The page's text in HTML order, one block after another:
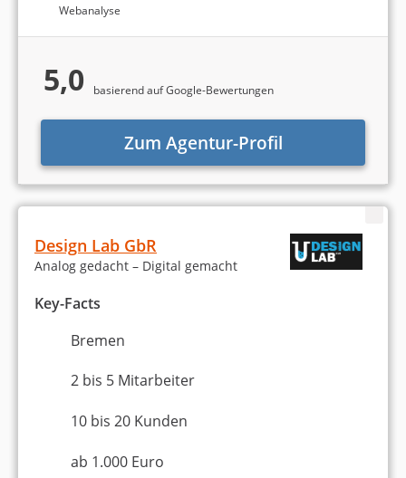
Webanalyse
5,0 basierend auf Google-Bewertungen
Zum Agentur-Profil
Design Lab GbR
Analog gedacht – Digital gemacht
Key-Facts
Bremen
2 bis 5 Mitarbeiter
10 bis 20 Kunden
ab 1.000 Euro